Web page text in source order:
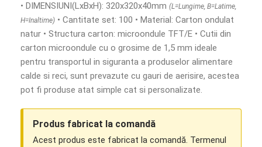
• DIMENSIUNI(LxBxH): 320x320x40mm (L=Lungime, B=Latime,
H=Inaltime) • Cantitate set: 100 • Material: Carton ondulat
natur • Structura carton: microondule TFT/E • Cutii din
carton microondule cu o grosime de 1,5 mm ideale
pentru transportul in siguranta a produselor alimentare
calde si reci, sunt prevazute cu gauri de aerisire, acestea
pot fi produse atat simple cat si personalizate.
Produs fabricat la comandă
Acest produs este fabricat la comandă. Termenul